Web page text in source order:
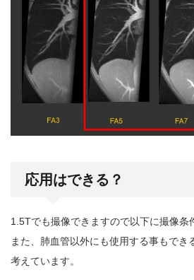
応用はできる？
1.5Tでも撮像できますので以下に撮像条
また、肺血管以外にも使用する事もでき
考えています。